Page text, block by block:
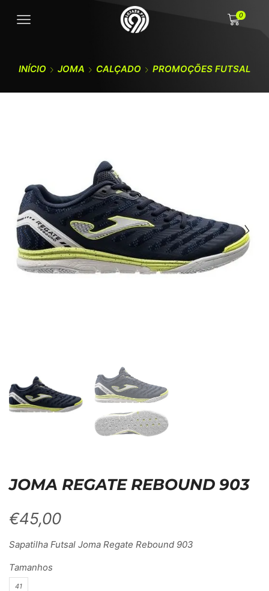
0
INÍCIO JOMA CALÇADO PROMOÇÕES FUTSAL
JOMA REGATE REBOUND 903
€45,00
Sapatilha Futsal Joma Regate Rebound 903
Tamanhos
41